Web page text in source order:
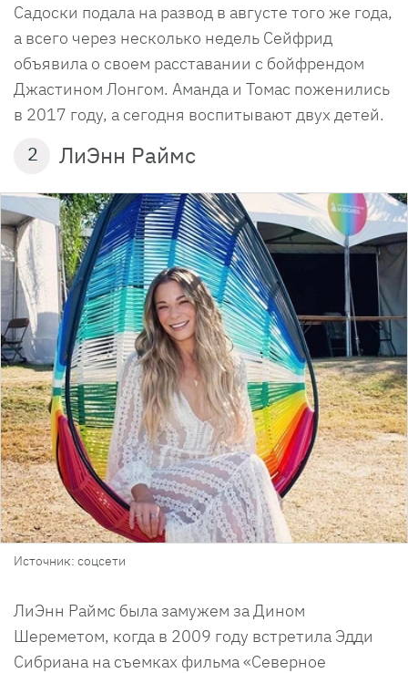
Садоски подала на развод в августе того же года,
а всего через несколько недель Сейфрид
объявила о своем расставании с бойфрендом
Джастином Лонгом. Аманда и Томас поженились
в 2017 году, а сегодня воспитывают двух детей.
2 ЛиЭнн Раймс
Источник: соцсети
ЛиЭнн Раймс была замужем за Дином
Шереметом, когда в 2009 году встретила Эдди
Сибриана на съемках фильма «Северное